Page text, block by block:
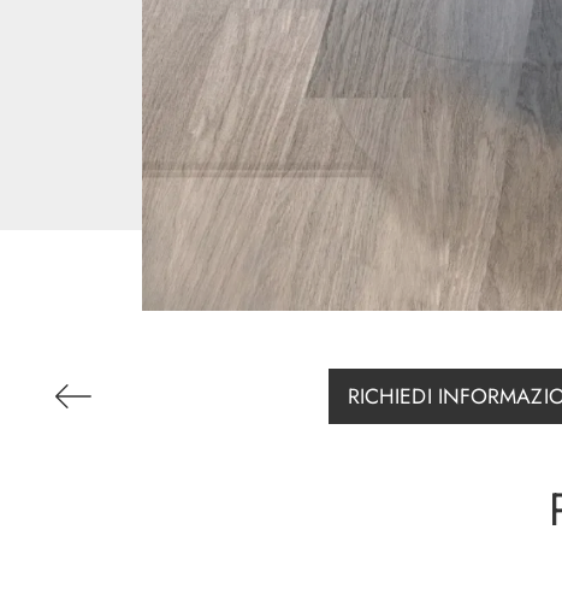
RICHIEDI